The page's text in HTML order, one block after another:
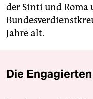
der Sinti und Roma
Jahre alt.
Die